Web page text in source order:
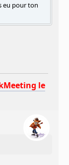
eu pour ton
le